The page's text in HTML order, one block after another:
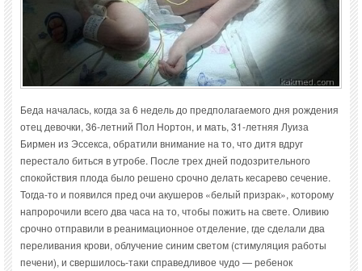
Беда началась, когда за 6 недель до предполагаемого дня рождения
отец девочки, 36-летний Пол Нортон, и мать, 31-летняя Луиза
Бирмен из Эссекса, обратили внимание на то, что дитя вдруг
перестало биться в утробе. После трех дней подозрительного
спокойствия плода было решено срочно делать кесарево сечение.
Тогда-то и появился пред очи акушеров «белый призрак», которому
напророчили всего два часа на то, чтобы пожить на свете. Оливию
срочно отправили в реанимационное отделение, где сделали два
переливания крови, облучение синим светом (стимуляция работы
печени), и свершилось-таки справедливое чудо — ребенок